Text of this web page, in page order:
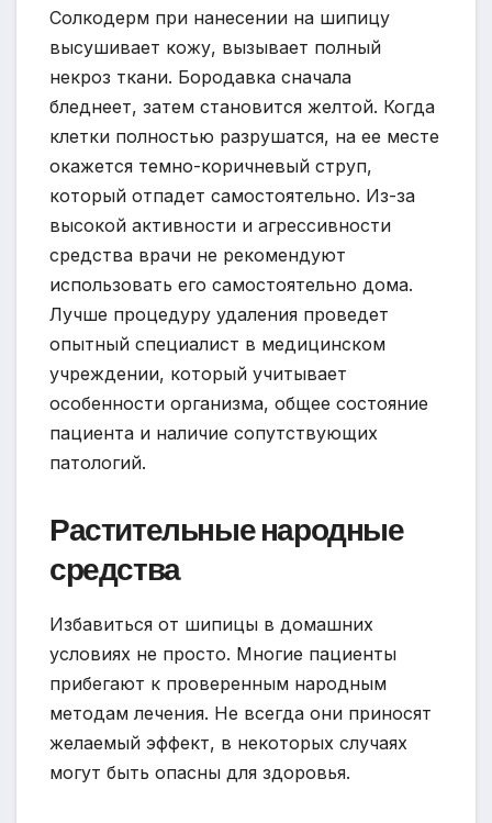
Солкодерм при нанесении на шипицу
высушивает кожу, вызывает полный
некроз ткани. Бородавка сначала
бледнеет, затем становится желтой. Когда
клетки полностью разрушатся, на ее месте
окажется темно-коричневый струп,
который отпадет самостоятельно. Из-за
высокой активности и агрессивности
средства врачи не рекомендуют
использовать его самостоятельно дома.
Лучше процедуру удаления проведет
опытный специалист в медицинском
учреждении, который учитывает
особенности организма, общее состояние
пациента и наличие сопутствующих
патологий.
Растительные народные
средства
Избавиться от шипицы в домашних
условиях не просто. Многие пациенты
прибегают к проверенным народным
методам лечения. Не всегда они приносят
желаемый эффект, в некоторых случаях
могут быть опасны для здоровья.